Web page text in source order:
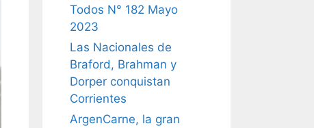
Todos N° 182 Mayo
2023
Las Nacionales de
Braford, Brahman y
Dorper conquistan
Corrientes
ArgenCarne, la gran